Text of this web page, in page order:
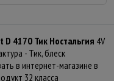
4170 Тик Ностальгия 4V
- Тик, блеск
в интернет-магазине в
32 класса